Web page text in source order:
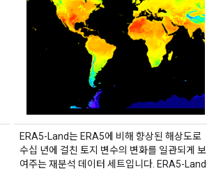
ERA5-Land는 ERA5에 비해 향상된 해상도로
수십 년에 걸친 토지 변수의 변화를 일관되게 보
여주는 재분석 데이터 세트입니다. ERA5-Land